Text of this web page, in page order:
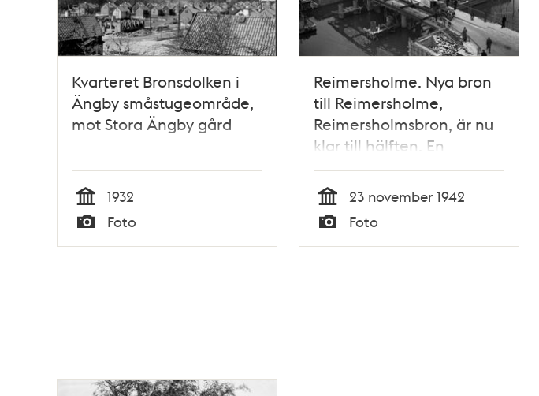
Kvarteret Bronsdolken i
Ängby småstugeområde,
mot Stora Ängby gård
Tid
1932
Typ
Foto
Reimersholme. Nya bron
till Reimersholme,
Reimersholmsbron, är nu
klar till hälften. En
pontonkran lägger den
sista delen av brons
bärande järnkonstruktion
på plats
Tid
23 november 1942
Typ
Foto